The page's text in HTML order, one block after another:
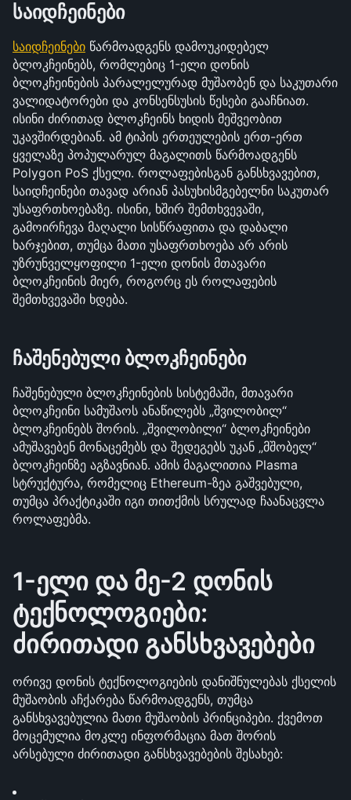
საიდჩეინები
საიდჩეინები წარმოადგენს დამოუკიდებელ
ბლოკჩეინებს, რომლებიც 1-ელი დონის
ბლოკჩეინების პარალელურად მუშაობენ და საკუთარი
ვალიდატორები და კონსენსუსის წესები გააჩნიათ.
ისინი ძირითად ბლოკჩეინს ხიდის მეშვეობით
უკავშირდებიან. ამ ტიპის ერთეულების ერთ-ერთ
ყველაზე პოპულარულ მაგალითს წარმოადგენს
Polygon PoS ქსელი. როლაფებისგან განსხვავებით,
საიდჩეინები თავად არიან პასუხისმგებელნი საკუთარ
უსაფრთხოებაზე. ისინი, ხშირ შემთხვევაში,
გამოირჩევა მაღალი სისწრაფითა და დაბალი
ხარჯებით, თუმცა მათი უსაფრთხოება არ არის
უზრუნველყოფილი 1-ელი დონის მთავარი
ბლოკჩეინის მიერ, როგორც ეს როლაფების
შემთხვევაში ხდება.
ჩაშენებული ბლოკჩეინები
ჩაშენებული ბლოკჩეინების სისტემაში, მთავარი
ბლოკჩეინი სამუშაოს ანაწილებს „შვილობილ“
ბლოკჩეინებს შორის. „შვილობილი“ ბლოკჩეინები
ამუშავებენ მონაცემებს და შედეგებს უკან „მშობელ“
ბლოკჩეინზე აგზავნიან. ამის მაგალითია Plasma
სტრუქტურა, რომელიც Ethereum-ზეა გაშვებული,
თუმცა პრაქტიკაში იგი თითქმის სრულად ჩაანაცვლა
როლაფებმა.
1-ელი და მე-2 დონის
ტექნოლოგიები:
ძირითადი განსხვავებები
ორივე დონის ტექნოლოგიების დანიშნულებას ქსელის
მუშაობის აჩქარება წარმოადგენს, თუმცა
განსხვავებულია მათი მუშაობის პრინციპები. ქვემოთ
მოცემულია მოკლე ინფორმაცია მათ შორის
არსებული ძირითადი განსხვავებების შესახებ: